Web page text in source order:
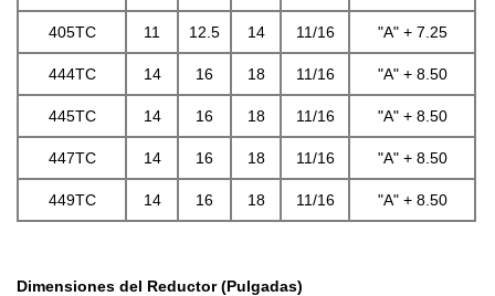
405TC 11 12.5 14 11/16 "A" + 7.25
444TC 14 16 18 11/16 "A" + 8.50
445TC 14 16 18 11/16 "A" + 8.50
447TC 14 16 18 11/16 "A" + 8.50
449TC 14 16 18 11/16 "A" + 8.50
Dimensiones del Reductor (Pulgadas)